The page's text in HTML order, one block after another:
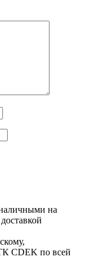
на
CDEK по всей